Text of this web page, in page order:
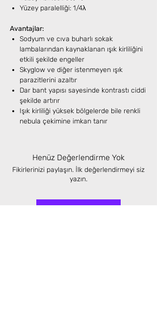
Yüzey paralelliği: 1/4λ
Avantajlar:
Sodyum ve cıva buharlı sokak
lambalarından kaynaklanan ışık kirliliğini
etkili şekilde engeller
Skyglow ve diğer istenmeyen ışık
parazitlerini azaltır
Dar bant yapısı sayesinde kontrastı ciddi
şekilde artırır
Işık kirliliği yüksek bölgelerde bile renkli
nebula çekimine imkan tanır
Henüz Değerlendirme Yok
Fikirlerinizi paylaşın. İlk değerlendirmeyi siz
yazın.